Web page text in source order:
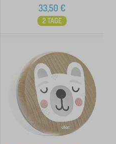
33,50 €
2 TAGE